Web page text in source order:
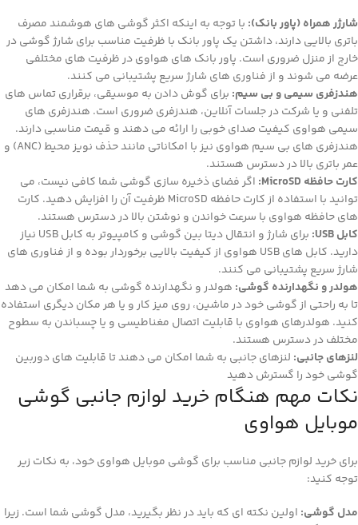
شارژر همراه (پاور بانک): با توجه به اینکه اکثر گوشی های هوشمند مصرف
باتری بالایی دارند، داشتن یک پاور بانک با ظرفیت مناسب برای شارژ گوشی در
خارج از منزل ضروری است. پاور بانک های هواوی در ظرفیت های مختلفی
عرضه می شوند و از فناوری های شارژ سریع پشتیبانی می کنند.
هندزفری سیمی و بی سیم: برای گوش دادن به موسیقی، برقراری تماس های
تلفنی و یا شرکت در جلسات آنلاین، هندزفری ضروری است. هندزفری های
سیمی هواوی کیفیت صدای خوبی را ارائه می دهند و قیمت مناسبی دارند.
هندزفری های بی سیم هواوی نیز با امکاناتی مانند حذف نویز محیط (ANC) و
عمر باتری بالا در دسترس هستند.
کارت حافظه MicroSD:
اگر فضای ذخیره سازی گوشی شما کافی نیست، می
توانید با استفاده از کارت حافظه MicroSD ظرفیت آن را افزایش دهید. کارت
های حافظه هواوی با سرعت خواندن و نوشتن بالا در دسترس هستند.
کابل USB:
برای شارژ و انتقال دیتا بین گوشی و کامپیوتر به کابل USB نیاز
دارید. کابل های USB هواوی از کیفیت بالایی برخوردار بوده و از فناوری های
شارژ سریع پشتیبانی می کنند.
هولدر و نگهدارنده گوشی: هولدر و نگهدارنده گوشی به شما امکان می دهد
تا به راحتی از گوشی خود در ماشین، روی میز کار و یا هر مکان دیگری استفاده
کنید. هولدرهای هواوی با قابلیت اتصال مغناطیسی و یا چسباندن به سطوح
مختلف در دسترس هستند.
لنزهای جانبی: لنزهای جانبی به شما امکان می دهند تا قابلیت های دوربین
گوشی خود را گسترش دهید
نکات مهم هنگام خرید لوازم جانبی گوشی
موبایل هواوی
برای خرید لوازم جانبی مناسب برای گوشی موبایل هواوی خود، به نکات زیر
توجه کنید:
مدل گوشی: اولین نکته ای که باید در نظر بگیرید، مدل گوشی شما است. زیرا